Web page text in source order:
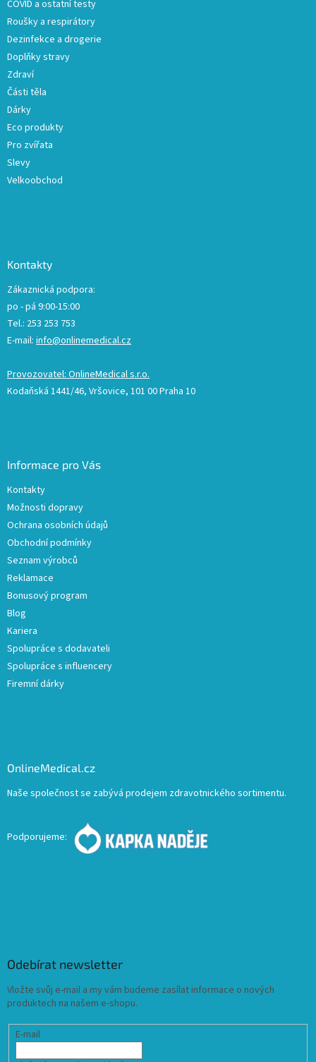
COVID a ostatní testy
Roušky a respirátory
Dezinfekce a drogerie
Doplňky stravy
Zdraví
Části těla
Dárky
Eco produkty
Pro zvířata
Slevy
Velkoobchod
Kontakty
Zákaznická podpora:
po - pá 9:00-15:00
Tel.: 253 253 753
E-mail: info@onlinemedical.cz
Provozovatel: OnlineMedical s.r.o.
Kodaňská 1441/46, Vršovice, 101 00 Praha 10
Informace pro Vás
Kontakty
Možnosti dopravy
Ochrana osobních údajů
Obchodní podmínky
Seznam výrobců
Reklamace
Bonusový program
Blog
Kariera
Spolupráce s dodavateli
Spolupráce s influencery
Firemní dárky
OnlineMedical.cz
Naše společnost se zabývá prodejem zdravotnického sortimentu.
Podporujeme:
Odebírat newsletter
Vložte svůj e-mail a my vám budeme zasílat informace o nových
produktech na našem e-shopu.
E-mail